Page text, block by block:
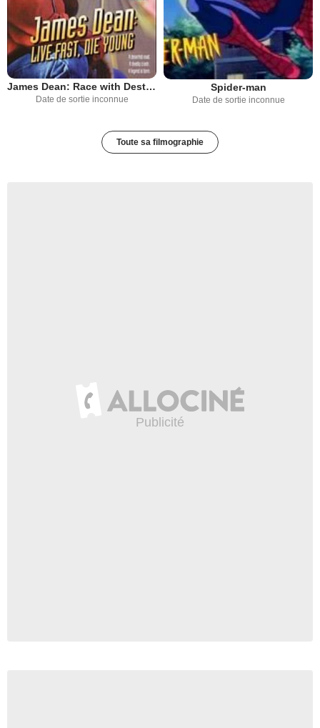
James Dean: Race with Destiny
Date de sortie inconnue
Spider-man
Date de sortie inconnue
Toute sa filmographie